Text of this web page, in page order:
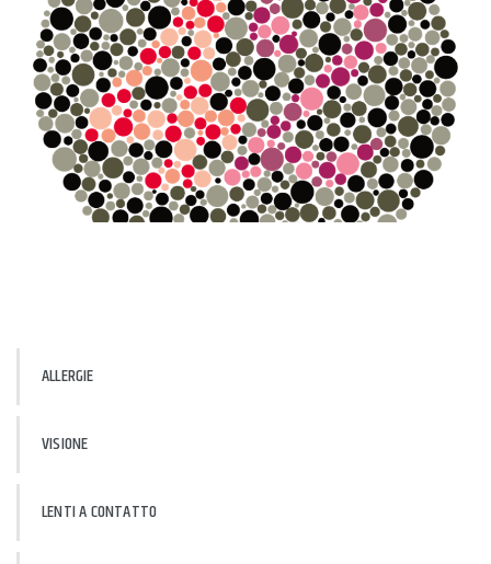
Numero distinguibile:
42
ALLERGIE
VISIONE
LENTI A CONTATTO